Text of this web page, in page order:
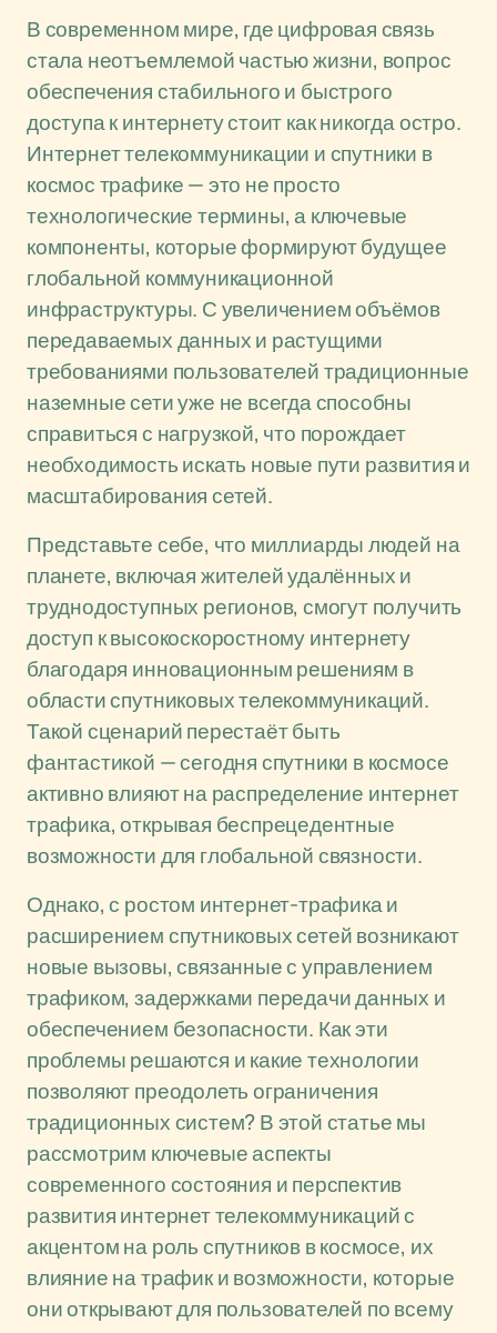
В современном мире, где цифровая связь
стала неотъемлемой частью жизни, вопрос
обеспечения стабильного и быстрого
доступа к интернету стоит как никогда остро.
Интернет телекоммуникации и спутники в
космос трафике — это не просто
технологические термины, а ключевые
компоненты, которые формируют будущее
глобальной коммуникационной
инфраструктуры. С увеличением объёмов
передаваемых данных и растущими
требованиями пользователей традиционные
наземные сети уже не всегда способны
справиться с нагрузкой, что порождает
необходимость искать новые пути развития и
масштабирования сетей.
Представьте себе, что миллиарды людей на
планете, включая жителей удалённых и
труднодоступных регионов, смогут получить
доступ к высокоскоростному интернету
благодаря инновационным решениям в
области спутниковых телекоммуникаций.
Такой сценарий перестаёт быть
фантастикой — сегодня спутники в космосе
активно влияют на распределение интернет
трафика, открывая беспрецедентные
возможности для глобальной связности.
Однако, с ростом интернет-трафика и
расширением спутниковых сетей возникают
новые вызовы, связанные с управлением
трафиком, задержками передачи данных и
обеспечением безопасности. Как эти
проблемы решаются и какие технологии
позволяют преодолеть ограничения
традиционных систем? В этой статье мы
рассмотрим ключевые аспекты
современного состояния и перспектив
развития интернет телекоммуникаций с
акцентом на роль спутников в космосе, их
влияние на трафик и возможности, которые
они открывают для пользователей по всему